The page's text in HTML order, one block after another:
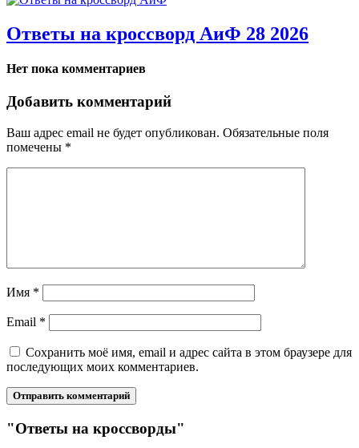
Ответы на кроссворд АиФ 28 2026
Нет пока комментариев
Добавить комментарий
Ваш адрес email не будет опубликован. Обязательные поля
помечены *
Имя *
Email *
Сохранить моё имя, email и адрес сайта в этом браузере для
последующих моих комментариев.
"Ответы на кроссворды"